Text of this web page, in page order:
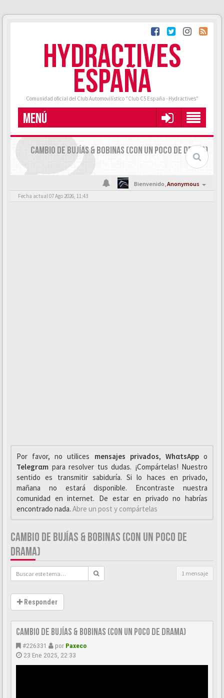
HYDRACTIVES
ESPAÑA
Comunidad oficial del Club Automovilístico "Club C5 España - Hydractives"
MENÚ
CAMBIO DE BUJÍAS & BOBINAS (CON UN POCO DE DRAMA)
Bienvenido,Anonymous
Fecha actual 07 Ago 2026, 11:43
Por favor, no utilices mensajes privados, WhαtsAppo
Telegrαm para resolver tus dudas. ¡Compártelas! Nuestro
sentido es transmitir sabiduría. Si lo haces en privado,
mañana no estará disponible. Encontraste nuestra
comunidad en internet. De estar en privado no habrías
encontrado nada. Abre un post y compártelas
CAMBIO DE BUJÍAS & BOBINAS (CON UN POCO DE
DRAMA)
1 mensaje
Responder
Cambio de Bujías & Bobinas (Con un poco de Drama)
#226331 por Paxeco
23 Ene 2025, 22:33